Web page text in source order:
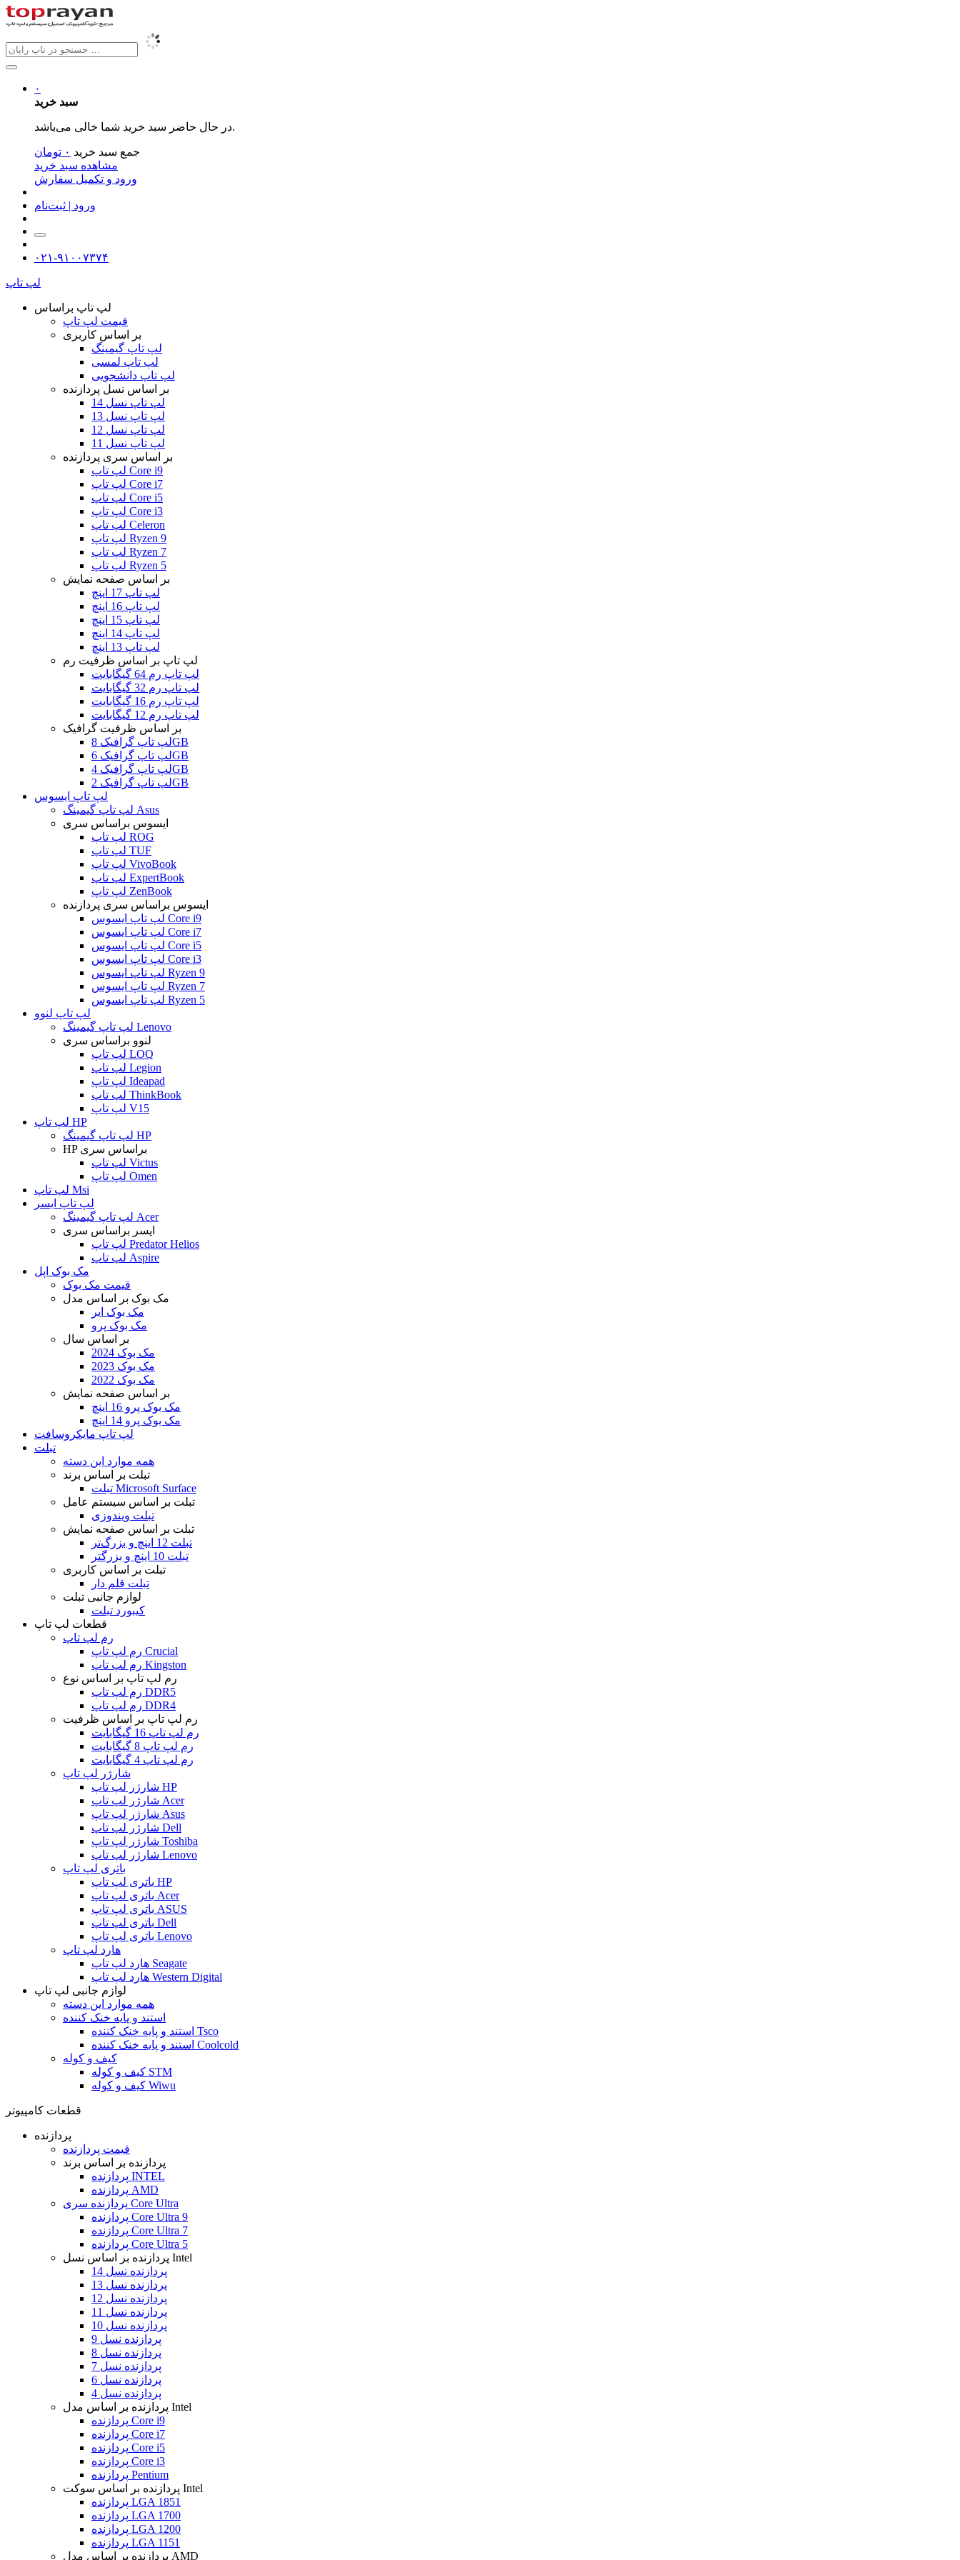
۰
سبد خرید
در حال حاضر سبد خرید شما خالی می‌باشد.
جمع سبد خرید ۰ تومان
مشاهده سبد خرید
ورود و تکمیل سفارش
ورود | ثبت‌نام
۰۲۱-۹۱۰۰۷۳۷۴
لپ تاپ
لپ تاپ براساس
قیمت لپ تاپ
بر اساس کاربری
لپ تاپ گیمینگ
لپ تاپ لمسی
لپ تاپ دانشجویی
بر اساس نسل پردازنده
لپ تاپ نسل 14
لپ تاپ نسل 13
لپ تاپ نسل 12
لپ تاپ نسل 11
بر اساس سری پردازنده
لپ تاپ Core i9
لپ تاپ Core i7
لپ تاپ Core i5
لپ تاپ Core i3
لپ تاپ Celeron
لپ تاپ Ryzen 9
لپ تاپ Ryzen 7
لپ تاپ Ryzen 5
بر اساس صفحه نمایش
لپ تاپ 17 اینچ
لپ تاپ 16 اینچ
لپ تاپ 15 اینچ
لپ تاپ 14 اینچ
لپ تاپ 13 اینچ
لپ تاپ بر اساس ظرفیت رم
لپ تاپ رم 64 گیگابایت
لپ تاپ رم 32 گیگابایت
لپ تاپ رم 16 گیگابایت
لپ تاپ رم 12 گیگابایت
بر اساس ظرفیت گرافیک
لپ تاپ گرافیک 8GB
لپ تاپ گرافیک 6GB
لپ تاپ گرافیک 4GB
لپ تاپ گرافیک 2GB
لپ تاپ ایسوس
لپ تاپ گیمینگ Asus
ایسوس براساس سری
لپ تاپ ROG
لپ تاپ TUF
لپ تاپ VivoBook
لپ تاپ ExpertBook
لپ تاپ ZenBook
ایسوس براساس سری پردازنده
لپ تاپ ایسوس Core i9
لپ تاپ ایسوس Core i7
لپ تاپ ایسوس Core i5
لپ تاپ ایسوس Core i3
لپ تاپ ایسوس Ryzen 9
لپ تاپ ایسوس Ryzen 7
لپ تاپ ایسوس Ryzen 5
لپ تاپ لنوو
لپ تاپ گیمینگ Lenovo
لنوو براساس سری
لپ تاپ LOQ
لپ تاپ Legion
لپ تاپ Ideapad
لپ تاپ ThinkBook
لپ تاپ V15
لپ تاپ HP
لپ تاپ گیمینگ HP
HP براساس سری
لپ تاپ Victus
لپ تاپ Omen
لپ تاپ Msi
لپ تاپ ایسر
لپ تاپ گیمینگ Acer
ایسر براساس سری
لپ تاپ Predator Helios
لپ تاپ Aspire
مک بوک اپل
قیمت مک بوک
مک بوک بر اساس مدل
مک بوک ایر
مک بوک پرو
بر اساس سال
مک بوک 2024
مک بوک 2023
مک بوک 2022
بر اساس صفحه نمایش
مک بوک پرو 16 اینچ
مک بوک پرو 14 اینچ
لپ تاپ مایکروسافت
تبلت
همه موارد این دسته
تبلت بر اساس برند
تبلت Microsoft Surface
تبلت بر اساس سیستم عامل
تبلت ویندوزی
تبلت بر اساس صفحه نمایش
تبلت 12 اینچ و بزرگ‌تر
تبلت 10 اینچ و بزرگتر
تبلت بر اساس کاربری
تبلت قلم دار
لوازم جانبی تبلت
کیبورد تبلت
قطعات لپ تاپ
رم لپ تاپ
رم لپ تاپ Crucial
رم لپ تاپ Kingston
رم لپ تاپ بر اساس نوع
رم لپ تاپ DDR5
رم لپ تاپ DDR4
رم لپ تاپ بر اساس ظرفیت
رم لپ تاپ 16 گیگابایت
رم لپ تاپ 8 گیگابایت
رم لپ تاپ 4 گیگابایت
شارژر لپ تاپ
شارژر لپ تاپ HP
شارژر لپ تاپ Acer
شارژر لپ تاپ Asus
شارژر لپ تاپ Dell
شارژر لپ تاپ Toshiba
شارژر لپ تاپ Lenovo
باتری لپ تاپ
باتری لپ تاپ HP
باتری لپ تاپ Acer
باتری لپ تاپ ASUS
باتری لپ تاپ Dell
باتری لپ تاپ Lenovo
هارد لپ تاپ
هارد لپ تاپ Seagate
هارد لپ تاپ Western Digital
لوازم جانبی لپ تاپ
همه موارد این دسته
استند و پایه خنک کننده
استند و پایه خنک کننده Tsco
استند و پایه خنک کننده Coolcold
کیف و کوله
کیف و کوله STM
کیف و کوله Wiwu
قطعات کامپیوتر
پردازنده
قیمت پردازنده
پردازنده بر اساس برند
پردازنده INTEL
پردازنده AMD
پردازنده سری Core Ultra
پردازنده Core Ultra 9
پردازنده Core Ultra 7
پردازنده Core Ultra 5
پردازنده بر اساس نسل Intel
پردازنده نسل 14
پردازنده نسل 13
پردازنده نسل 12
پردازنده نسل 11
پردازنده نسل 10
پردازنده نسل 9
پردازنده نسل 8
پردازنده نسل 7
پردازنده نسل 6
پردازنده نسل 4
پردازنده بر اساس مدل Intel
پردازنده Core i9
پردازنده Core i7
پردازنده Core i5
پردازنده Core i3
پردازنده Pentium
پردازنده بر اساس سوکت Intel
پردازنده LGA 1851
پردازنده LGA 1700
پردازنده LGA 1200
پردازنده LGA 1151
پردازنده بر اساس مدل AMD